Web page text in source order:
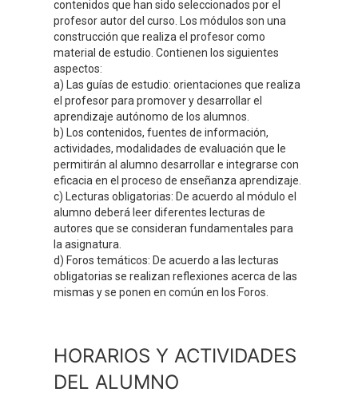
contenidos que han sido seleccionados por el
profesor autor del curso. Los módulos son una
construcción que realiza el profesor como
material de estudio. Contienen los siguientes
aspectos:
a) Las guías de estudio: orientaciones que realiza
el profesor para promover y desarrollar el
aprendizaje autónomo de los alumnos.
b) Los contenidos, fuentes de información,
actividades, modalidades de evaluación que le
permitirán al alumno desarrollar e integrarse con
eficacia en el proceso de enseñanza aprendizaje.
c) Lecturas obligatorias: De acuerdo al módulo el
alumno deberá leer diferentes lecturas de
autores que se consideran fundamentales para
la asignatura.
d) Foros temáticos: De acuerdo a las lecturas
obligatorias se realizan reflexiones acerca de las
mismas y se ponen en común en los Foros.
HORARIOS Y ACTIVIDADES
DEL ALUMNO